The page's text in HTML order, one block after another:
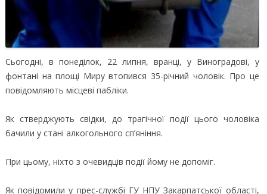
Сьогодні, в понеділок, 22 липня, вранці, у Виноградові, у
фонтані на площі Миру втопився 35-річний чоловік. Про це
повідомляють місцеві пабліки.
Як стверджують свідки, до трагічної події цього чоловіка
бачили у стані алкогольного сп’яніння.
При цьому, ніхто з очевидців події йому не допоміг.
Як повідомили у прес-службі ГУ НПУ Закарпатської області,